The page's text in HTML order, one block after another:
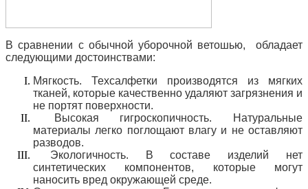
В сравнении с обычной уборочной ветошью, обладает
следующими достоинствами:
Мягкость. Техсалфетки производятся из мягких
тканей, которые качественно удаляют загрязнения и
не портят поверхности.
Высокая гигроскопичность. Натуральные
материалы легко поглощают влагу и не оставляют
разводов.
Экологичность. В составе изделий нет
синтетических компонентов, которые могут
наносить вред окружающей среде.